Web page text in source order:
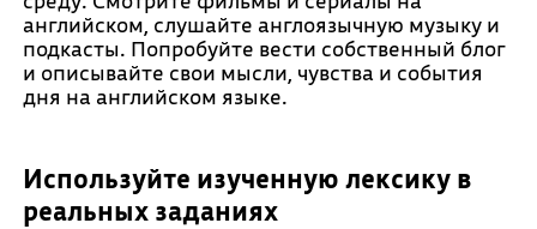
английском, слушайте англоязычную музыку и
подкасты. Попробуйте вести собственный блог
и описывайте свои мысли, чувства и события
дня на английском языке.
Используйте изученную лексику в
реальных заданиях